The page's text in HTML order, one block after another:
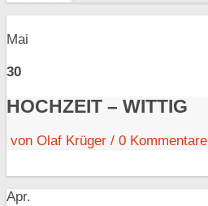
Mai
30
HOCHZEIT – WITTIG
von Olaf Krüger / 0 Kommentare
Apr.